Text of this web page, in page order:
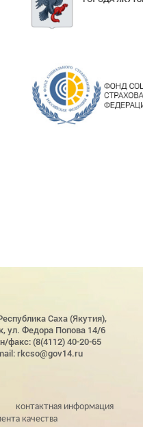
Саха (Якутия),
ул. Федора Попова 14/6
факс: (8(4112) 40-20-65
rkcso@gov14.ru
контактная информация
качества